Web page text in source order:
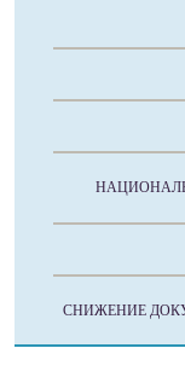
СНИЖЕНИЕ